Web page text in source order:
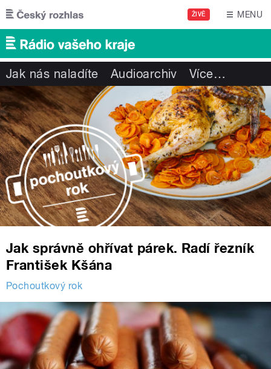
Přejít k hlavnímu obsahu
ŽIVĚ MENU
Jak nás naladíte Audioarchiv Více…
Jak správně ohřívat párek. Radí řezník
František Kšána
Pochoutkový rok